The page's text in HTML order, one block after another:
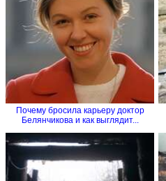
Почему бросила карьеру доктор
Белянчикова и как выглядит...